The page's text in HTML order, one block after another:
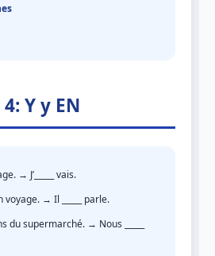
Y y EN
→ J’_____ vais.
voyage. → Il _____ parle.
du supermarché. → Nous _____